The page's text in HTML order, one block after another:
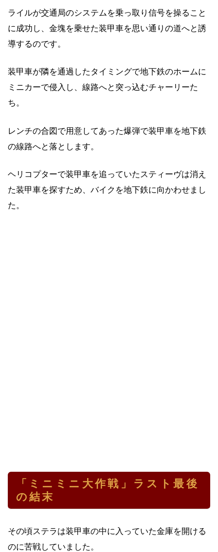
ライルが交通局のシステムを乗っ取り信号を操ること
に成功し、金塊を乗せた装甲車を思い通りの道へと誘
導するのです。
装甲車が隣を通過したタイミングで地下鉄のホームに
ミニカーで侵入し、線路へと突っ込むチャーリーた
ち。
レンチの合図で用意してあった爆弾で装甲車を地下鉄
の線路へと落とします。
ヘリコプターで装甲車を追っていたスティーヴは消え
た装甲車を探すため、バイクを地下鉄に向かわせまし
た。
「ミニミニ大作戦」ラスト最後
の結末
その頃ステラは装甲車の中に入っていた金庫を開ける
のに苦戦していました。